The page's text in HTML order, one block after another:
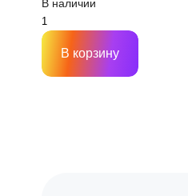
В наличии
В корзину